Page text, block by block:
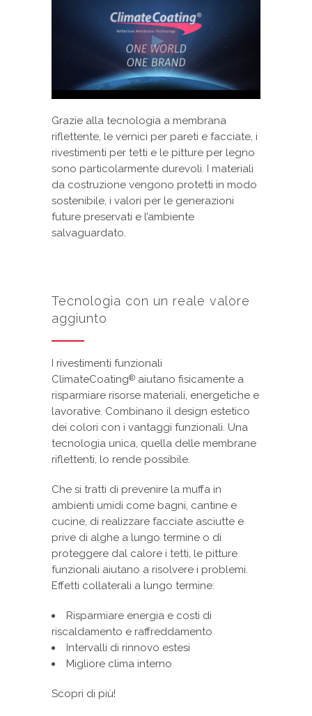
Grazie alla tecnologia a membrana
riflettente, le vernici per pareti e facciate, i
rivestimenti per tetti e le pitture per legno
sono particolarmente durevoli. I materiali
da costruzione vengono protetti in modo
sostenibile, i valori per le generazioni
future preservati e l’ambiente
salvaguardato.
Tecnologia con un reale valore
aggiunto
I rivestimenti funzionali
ClimateCoating® aiutano fisicamente a
risparmiare risorse materiali, energetiche e
lavorative. Combinano il design estetico
dei colori con i vantaggi funzionali. Una
tecnologia unica, quella delle membrane
riflettenti, lo rende possibile.
Che si tratti di prevenire la muffa in
ambienti umidi come bagni, cantine e
cucine, di realizzare facciate asciutte e
prive di alghe a lungo termine o di
proteggere dal calore i tetti, le pitture
funzionali aiutano a risolvere i problemi.
Effetti collaterali a lungo termine:
Risparmiare energia e costi di
riscaldamento e raffreddamento
Intervalli di rinnovo estesi
Migliore clima interno
Scopri di più!